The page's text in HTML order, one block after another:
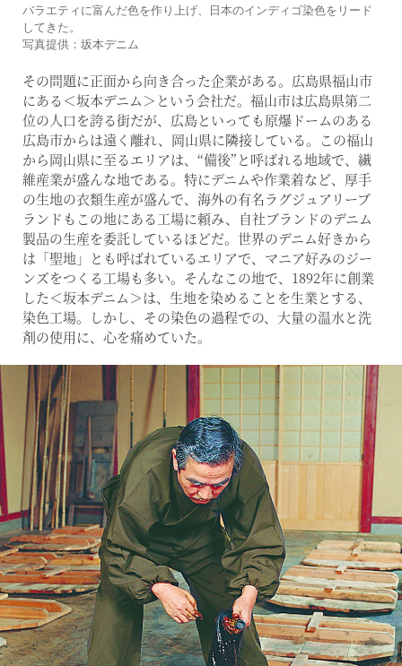
バラエティに富んだ色を作り上げ、日本のインディゴ染色をリード
してきた。
写真提供：坂本デニム
その問題に正面から向き合った企業がある。広島県福山市
にある＜坂本デニム＞という会社だ。福山市は広島県第二
位の人口を誇る街だが、広島といっても原爆ドームのある
広島市からは遠く離れ、岡山県に隣接している。この福山
から岡山県に至るエリアは、“備後”と呼ばれる地域で、繊
維産業が盛んな地である。特にデニムや作業着など、厚手
の生地の衣類生産が盛んで、海外の有名ラグジュアリーブ
ランドもこの地にある工場に頼み、自社ブランドのデニム
製品の生産を委託しているほどだ。世界のデニム好きから
は「聖地」とも呼ばれているエリアで、マニア好みのジー
ンズをつくる工場も多い。そんなこの地で、1892年に創業
した＜坂本デニム＞は、生地を染めることを生業とする、
染色工場。しかし、その染色の過程での、大量の温水と洗
剤の使用に、心を痛めていた。